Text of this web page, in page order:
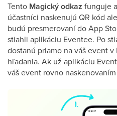
Tento Magický odkaz funguje
účastníci naskenujú QR kód
budú presmerovaní do App
stiahli aplikáciu Eventee. Po
dostanú priamo na váš event
hľadania. Ak už aplikáciu
váš event rovno